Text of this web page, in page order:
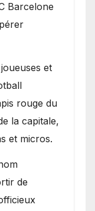
Barcelone
et
rouge du
la capitale,
et micros.
de